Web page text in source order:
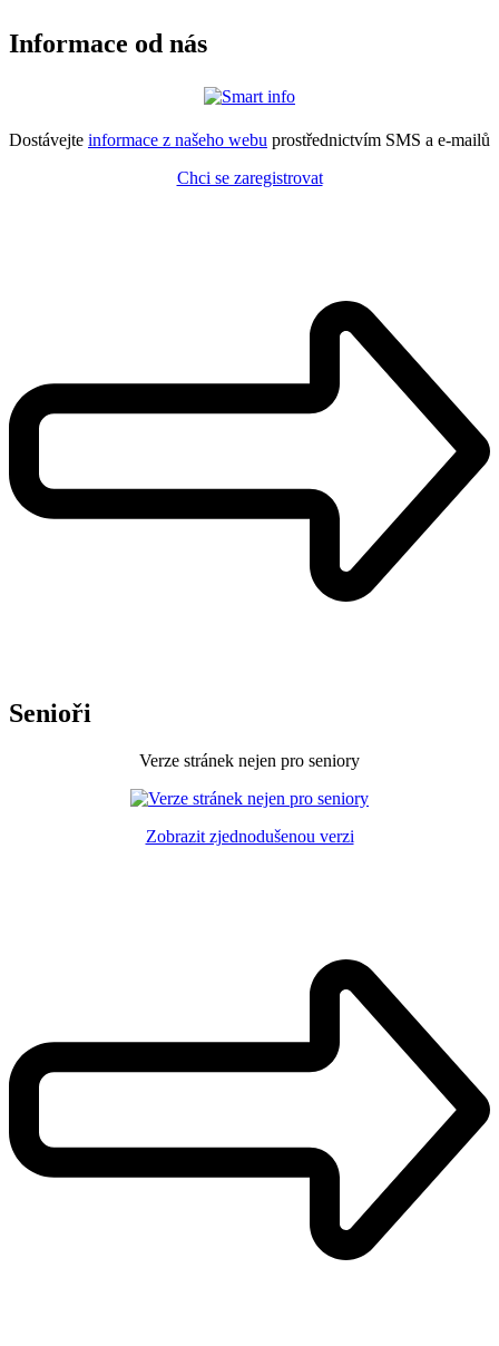
Informace od nás
Dostávejte informace z našeho webu prostřednictvím SMS a e-mailů
Chci se zaregistrovat
Senioři
Verze stránek nejen pro seniory
Zobrazit zjednodušenou verzi